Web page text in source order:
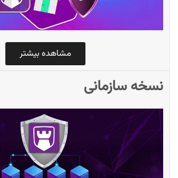
مشاهده بیشتر
نسخه سازمانی